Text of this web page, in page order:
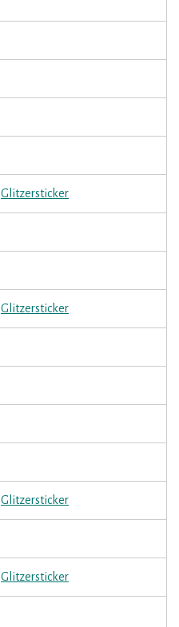
Glitzersticker
Glitzersticker
Glitzersticker
Glitzersticker